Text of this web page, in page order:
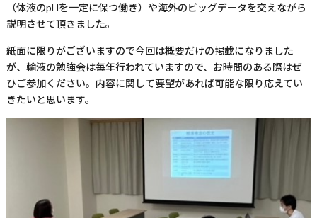
（体液のpHを一定に保つ働き）や海外のビッグデータを交えながら
説明させて頂きました。
紙面に限りがございますので今回は概要だけの掲載になりました
が、輸液の勉強会は毎年行われていますので、お時間のある際はぜ
ひご参加ください。内容に関して要望があれば可能な限り応えてい
きたいと思います。